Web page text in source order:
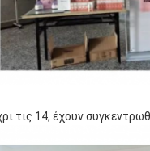
τις 14, έχουν